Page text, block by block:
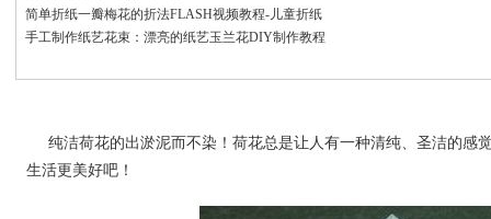
简单折纸一瓣梅花的折法FLASH视频教程-儿童折纸
手工制作纸艺花束：漂亮的纸艺玉兰花DIY制作教程
纯洁荷花的出淤泥而不染！荷花总是让人有一种清纯、圣洁的感
生活更美好吧！